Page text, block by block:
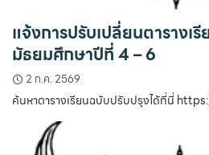
แจ้งการปรับเปลี่ยนตารางเ
มัธยมศึกษาปีที่ 4 – 6
2 ก.ค. 2569
ค้นหาตารางเรียนฉบับปรับปรุงได้ที่นี่